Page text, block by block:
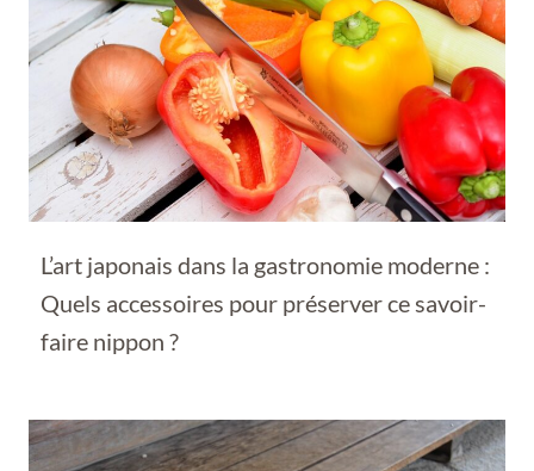
L’art japonais dans la gastronomie moderne :
Quels accessoires pour préserver ce savoir-
faire nippon ?